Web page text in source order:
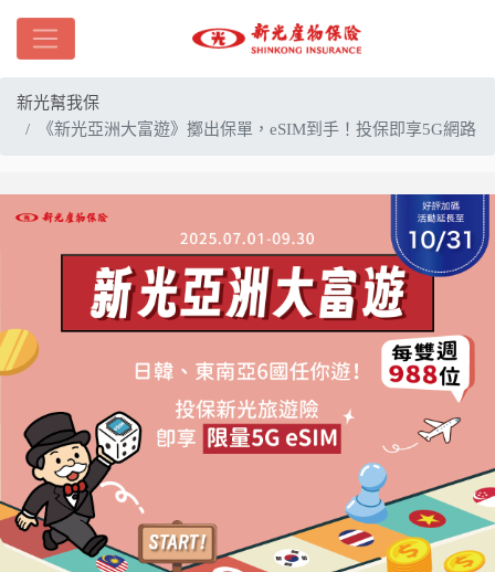
新光幫我保
《新光亞洲大富遊》擲出保單，eSIM到手！投保即享5G網路